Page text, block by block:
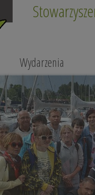
Wydarzenia